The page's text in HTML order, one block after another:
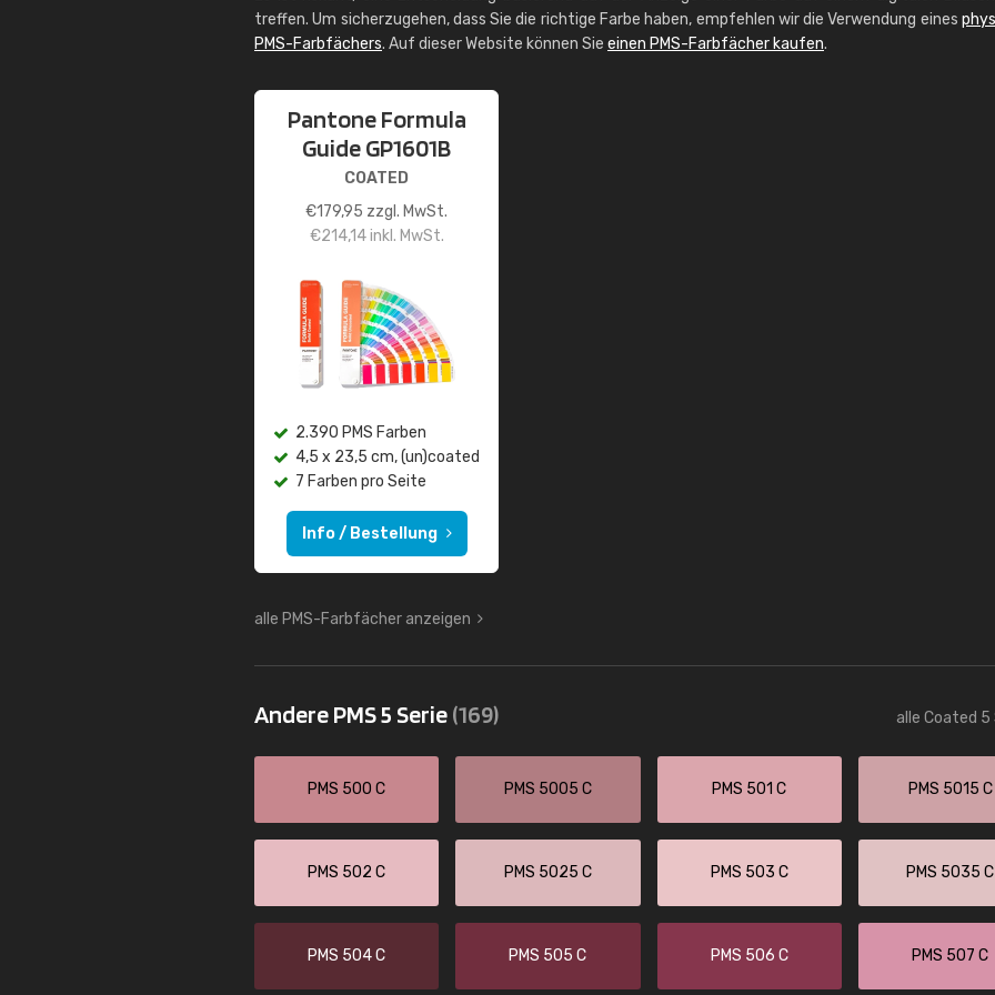
treffen. Um sicherzugehen, dass Sie die richtige Farbe haben, empfehlen wir die Verwendung eines
PMS-Farbfächers. Auf dieser Website können Sie einen PMS-Farbfächer kaufen.
Pantone Formula
Guide GP1601B
COATED
€179,95 zzgl. MwSt.
€214,14inkl. MwSt.
2.390 PMS Farben
4,5 x 23,5 cm, (un)coated
7 Farben pro Seite
Info / Bestellung
alle PMS-Farbfächer anzeigen
Andere PMS 5 Serie(169) alle Coated 5
PMS 500 C PMS 5005 C PMS 501 C PMS 5015 C
PMS 502 C PMS 5025 C PMS 503 C PMS 5035 C
PMS 504 C PMS 505 C PMS 506 C PMS 507 C